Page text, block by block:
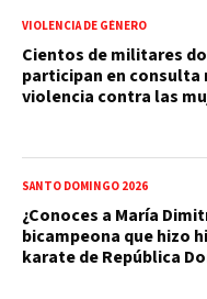
VIOLENCIA DE GÉNERO
Cientos de militares
participan en consulta
violencia contra las
SANTO DOMINGO 2026
¿Conoces a María
bicampeona que hizo
karate de República